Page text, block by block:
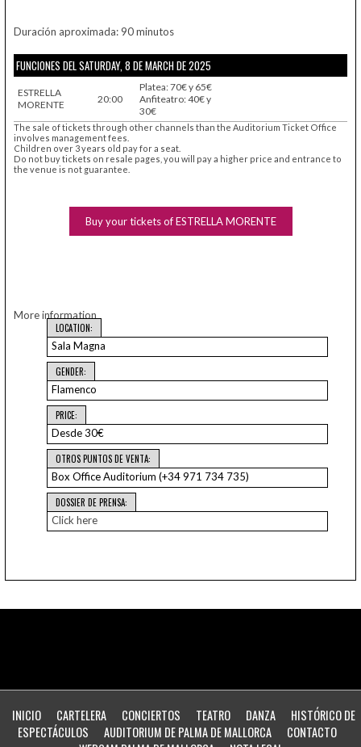
Duración aproximada: 90 minutos
FUNCIONES DEL SATURDAY, 8 DE MARCH DE 2025
ESTRELLA
MORENTE
20:00
Platea: 70€ y 65€
Anfiteatro: 40€ y
30€
The sale of tickets through other channels than the Auditorium Ticket Office
involves management fees.
Children over 3 years old pay for a seat.
Do not buy tickets on resale pages, you will pay a higher price and entrance to
the venue is not guarantee.
Buy your tickets of ESTRELLA MORENTE
More information
LOCATION:
Sala Magna
GENDER:
Flamenco
PRICE:
Desde 30€
OTROS PUNTOS DE VENTA:
Box Office Auditorium (+34 971 734 735)
DOSSIER DE PRENSA:
Click here
INICIO CARTELERA CONCIERTOS TEATRO DANZA
HISTÓRICO DE
ESPECTÁCULOS
AUDITORIUM DE PALMA DE MALLORCA
CONTACTO